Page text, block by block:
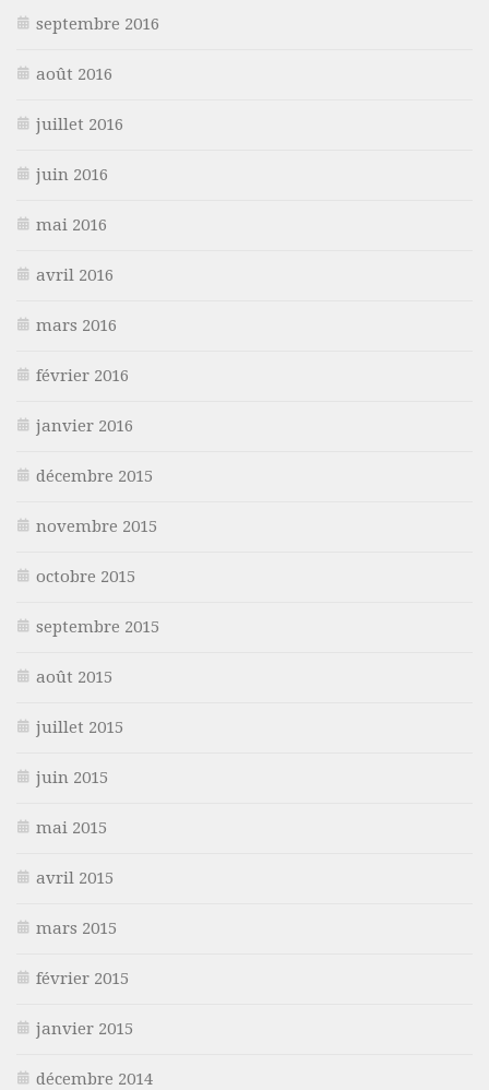
septembre 2016
août 2016
juillet 2016
juin 2016
mai 2016
avril 2016
mars 2016
février 2016
janvier 2016
décembre 2015
novembre 2015
octobre 2015
septembre 2015
août 2015
juillet 2015
juin 2015
mai 2015
avril 2015
mars 2015
février 2015
janvier 2015
décembre 2014